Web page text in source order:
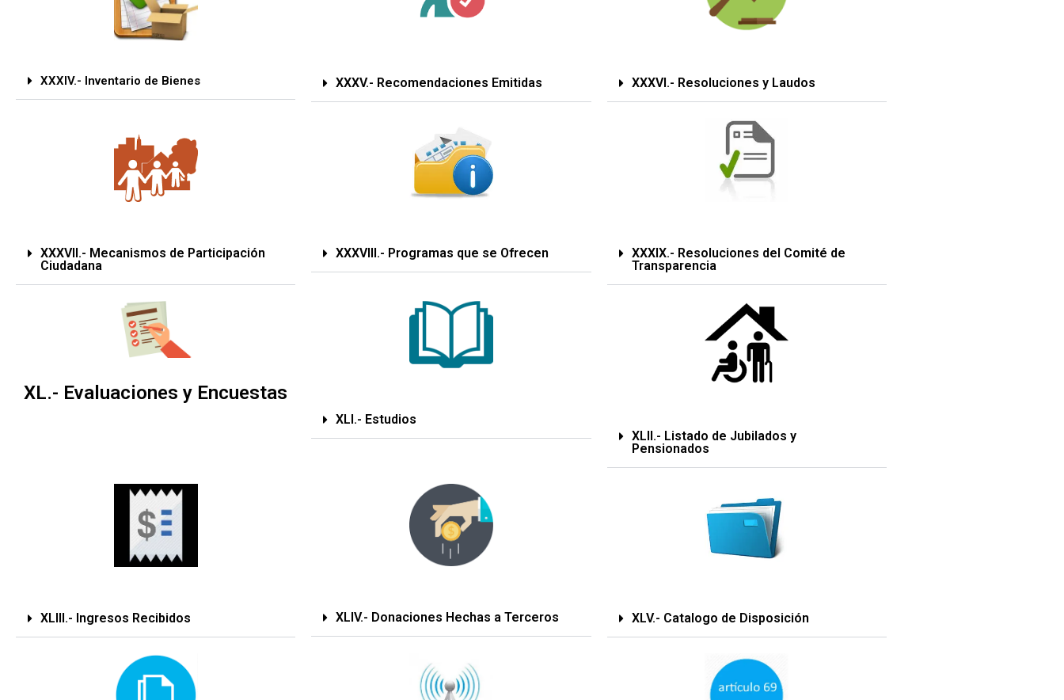
XXXIV.- Inventario de Bienes XXXV.- Recomendaciones Emitidas XXXVI.- Resoluciones y Laudos
XXXVII.- Mecanismos de Participación
Ciudadana
XXXVIII.- Programas que se Ofrecen
XXXIX.- Resoluciones del Comité de
Transparencia
XL.- Evaluaciones y Encuestas
XLI.- Estudios
XLII.- Listado de Jubilados y
Pensionados
XLIII.- Ingresos Recibidos XLIV.- Donaciones Hechas a Terceros XLV.- Catalogo de Disposición